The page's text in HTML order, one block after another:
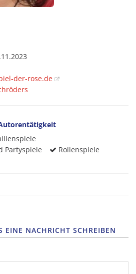
der-rose.de
Partyspiele
Rollenspiele
EINE NACHRICHT SCHREIBEN